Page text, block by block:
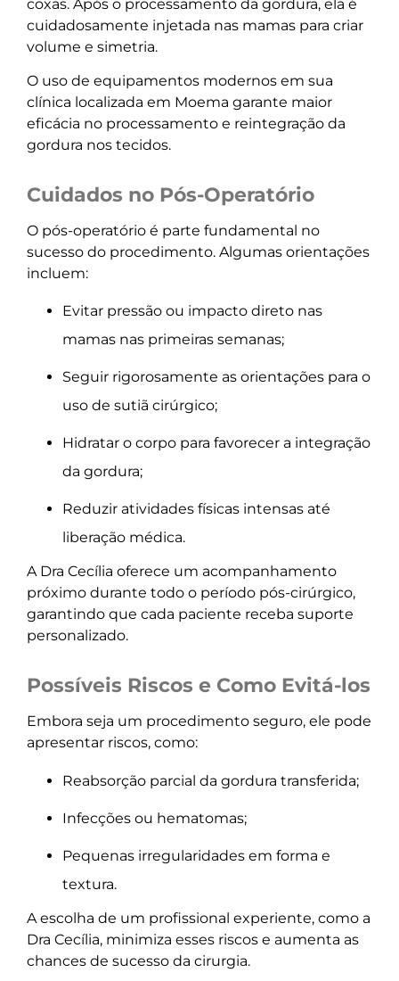
coxas. Após o processamento da gordura, ela é
cuidadosamente injetada nas mamas para criar
volume e simetria.
O uso de equipamentos modernos em sua
clínica localizada em Moema garante maior
eficácia no processamento e reintegração da
gordura nos tecidos.
Cuidados no Pós-Operatório
O pós-operatório é parte fundamental no
sucesso do procedimento. Algumas orientações
incluem:
Evitar pressão ou impacto direto nas
mamas nas primeiras semanas;
Seguir rigorosamente as orientações para o
uso de sutiã cirúrgico;
Hidratar o corpo para favorecer a integração
da gordura;
Reduzir atividades físicas intensas até
liberação médica.
A Dra Cecília oferece um acompanhamento
próximo durante todo o período pós-cirúrgico,
garantindo que cada paciente receba suporte
personalizado.
Possíveis Riscos e Como Evitá-los
Embora seja um procedimento seguro, ele pode
apresentar riscos, como:
Reabsorção parcial da gordura transferida;
Infecções ou hematomas;
Pequenas irregularidades em forma e
textura.
A escolha de um profissional experiente, como a
Dra Cecília, minimiza esses riscos e aumenta as
chances de sucesso da cirurgia.